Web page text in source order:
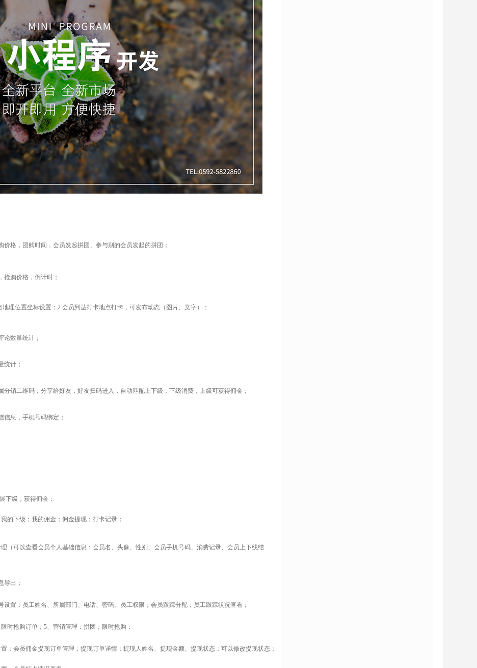
价格，团购时间，会员发起拼团、参与别的会员发起的拼团；
抢购价格，倒计时；
理位置坐标设置；2.会员到达打卡地点打卡，可发布动态（图片、文字）；
论数量统计；
统计；
分销二维码；分享给好友，好友扫码进入，自动匹配上下级，下级消费，上级可获得佣金；
信息，手机号码绑定；
下级，获得佣金；
的下级；我的佣金；佣金提现；打卡记录；
（可以查看会员个人基础信息：会员名、头像、性别、会员手机号码、消费记录、会员上下线结
导出；
设置：员工姓名、所属部门、电话、密码、员工权限；会员跟踪分配；员工跟踪状况查看；
时抢购订单；5、营销管理： 拼团；限时抢购；
；会员佣金提现订单管理；提现订单详情：提现人姓名、提现金额、提现状态；可以修改提现状态；